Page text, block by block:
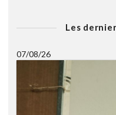
Les
07/08/26